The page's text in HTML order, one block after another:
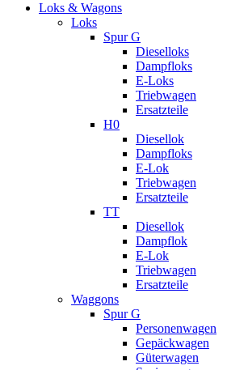
Loks & Wagons
Loks
Spur G
Dieselloks
Dampfloks
E-Loks
Triebwagen
Ersatzteile
H0
Diesellok
Dampfloks
E-Lok
Triebwagen
Ersatzteile
TT
Diesellok
Dampflok
E-Lok
Triebwagen
Ersatzteile
Waggons
Spur G
Personenwagen
Gepäckwagen
Güterwagen